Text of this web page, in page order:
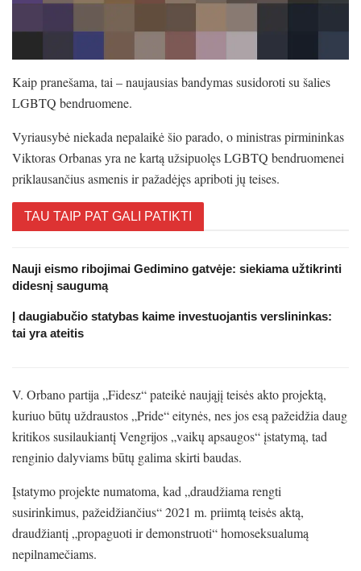
Kaip pranešama, tai – naujausias bandymas susidoroti su šalies
LGBTQ bendruomene.
Vyriausybė niekada nepalaikė šio parado, o ministras pirmininkas
Viktoras Orbanas yra ne kartą užsipuolęs LGBTQ bendruomenei
priklausančius asmenis ir pažadėjęs apriboti jų teises.
TAU TAIP PAT GALI PATIKTI
Nauji eismo ribojimai Gedimino gatvėje: siekiama užtikrinti
didesnį saugumą
Į daugiabučio statybas kaime investuojantis verslininkas:
tai yra ateitis
V. Orbano partija „Fidesz“ pateikė naująjį teisės akto projektą,
kuriuo būtų uždraustos „Pride“ eitynės, nes jos esą pažeidžia daug
kritikos susilaukiantį Vengrijos „vaikų apsaugos“ įstatymą, tad
renginio dalyviams būtų galima skirti baudas.
Įstatymo projekte numatoma, kad „draudžiama rengti
susirinkimus, pažeidžiančius“ 2021 m. priimtą teisės aktą,
draudžiantį „propaguoti ir demonstruoti“ homoseksualumą
nepilnamečiams.